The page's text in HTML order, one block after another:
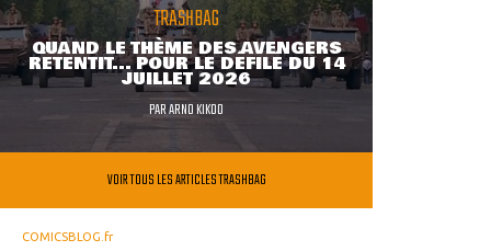
TRASHBAG
QUAND LE THÈME DES AVENGERS
RETENTIT... POUR LE DÉFILÉ DU 14
JUILLET 2026
PARARNO KIKOO
VOIR TOUS LES ARTICLES TRASHBAG
COMICSBLOG.fr